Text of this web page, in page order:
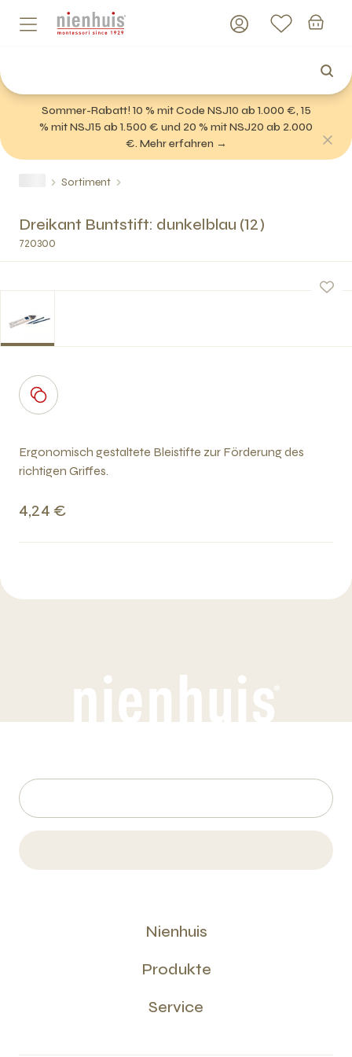
Sommer-Rabatt! 10 % mit Code NSJ10 ab 1.000 €, 15
% mit NSJ15 ab 1.500 € und 20 % mit NSJ20 ab 2.000
€. Mehr erfahren →
Sortiment
Dreikant Buntstift: dunkelblau (12)
720300
Ergonomisch gestaltete Bleistifte zur Förderung des
richtigen Griffes.
4,24 €
Nienhuis
Produkte
Service